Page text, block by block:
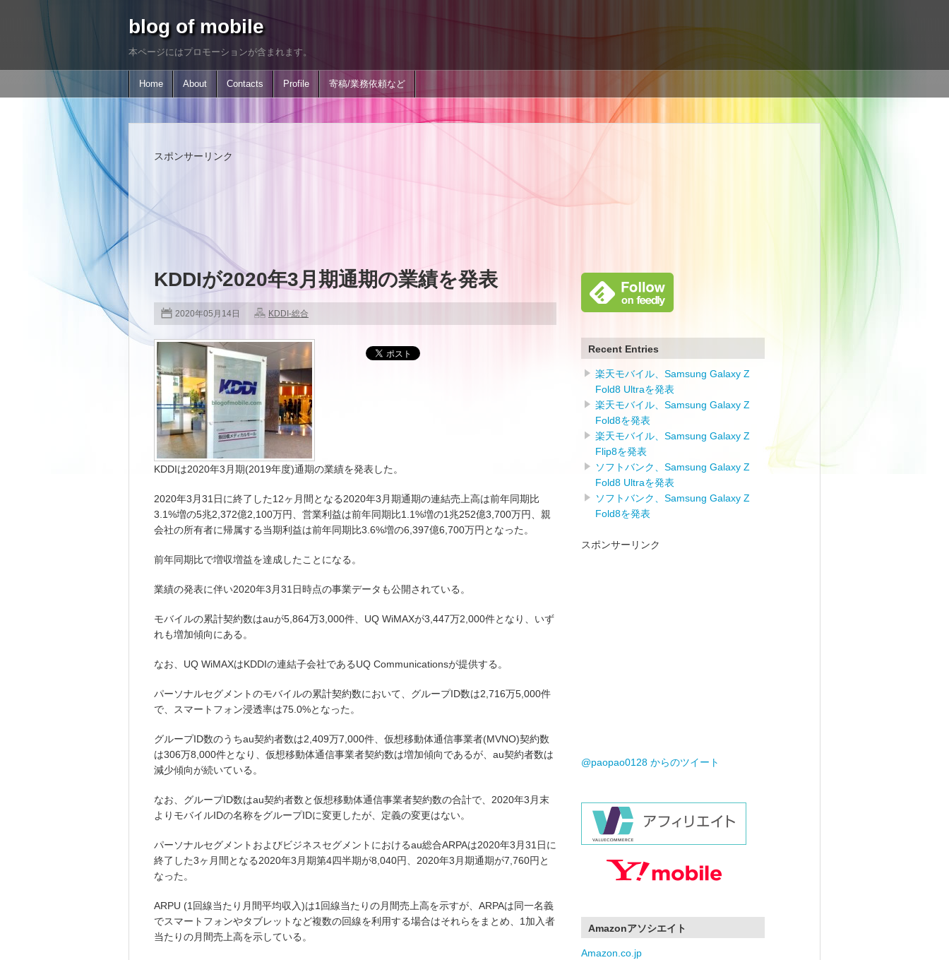
blog of mobile
本ページにはプロモーションが含まれます。
Home About Contacts Profile 寄稿/業務依頼など
スポンサーリンク
KDDIが2020年3月期通期の業績を発表
2020年05月14日 KDDI-総合
KDDIは2020年3月期(2019年度)通期の業績を発表した。
2020年3月31日に終了した12ヶ月間となる2020年3月期通期の連結売上高は前年同期比
3.1%増の5兆2,372億2,100万円、営業利益は前年同期比1.1%増の1兆252億3,700万円、親
会社の所有者に帰属する当期利益は前年同期比3.6%増の6,397億6,700万円となった。
前年同期比で増収増益を達成したことになる。
業績の発表に伴い2020年3月31日時点の事業データも公開されている。
モバイルの累計契約数はauが5,864万3,000件、UQ WiMAXが3,447万2,000件となり、いず
れも増加傾向にある。
なお、UQ WiMAXはKDDIの連結子会社であるUQ Communicationsが提供する。
パーソナルセグメントのモバイルの累計契約数において、グループID数は2,716万5,000件
で、スマートフォン浸透率は75.0%となった。
グループID数のうちau契約者数は2,409万7,000件、仮想移動体通信事業者(MVNO)契約数
は306万8,000件となり、仮想移動体通信事業者契約数は増加傾向であるが、au契約者数は
減少傾向が続いている。
なお、グループID数はau契約者数と仮想移動体通信事業者契約数の合計で、2020年3月末
よりモバイルIDの名称をグループIDに変更したが、定義の変更はない。
パーソナルセグメントおよびビジネスセグメントにおけるau総合ARPAは2020年3月31日に
終了した3ヶ月間となる2020年3月期第4四半期が8,040円、2020年3月期通期が7,760円と
なった。
ARPU (1回線当たり月間平均収入)は1回線当たりの月間売上高を示すが、ARPAは同一名義
でスマートフォンやタブレットなど複数の回線を利用する場合はそれらをまとめ、1加入者
当たりの月間売上高を示している。
Recent Entries
楽天モバイル、Samsung Galaxy Z
Fold8 Ultraを発表
楽天モバイル、Samsung Galaxy Z
Fold8を発表
楽天モバイル、Samsung Galaxy Z
Flip8を発表
ソフトバンク、Samsung Galaxy Z
Fold8 Ultraを発表
ソフトバンク、Samsung Galaxy Z
Fold8を発表
スポンサーリンク
@paopao0128 からのツイート
Amazonアソシエイト
Amazon.co.jp